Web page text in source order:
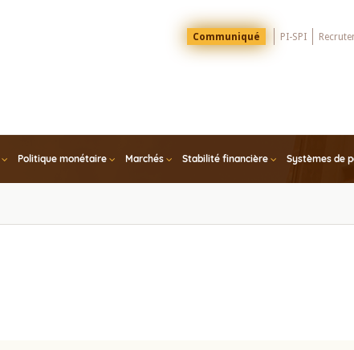
Menu
Top
Communiqué PI-SPI
Politique monétaire Marchés Stabilité financière Systèmes de